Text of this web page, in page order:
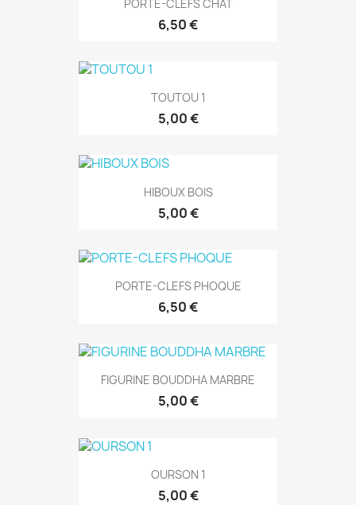
PORTE-CLEFS CHAT
6,50 €
TOUTOU 1
5,00 €
HIBOUX BOIS
5,00 €
PORTE-CLEFS PHOQUE
6,50 €
FIGURINE BOUDDHA MARBRE
5,00 €
OURSON 1
5,00 €